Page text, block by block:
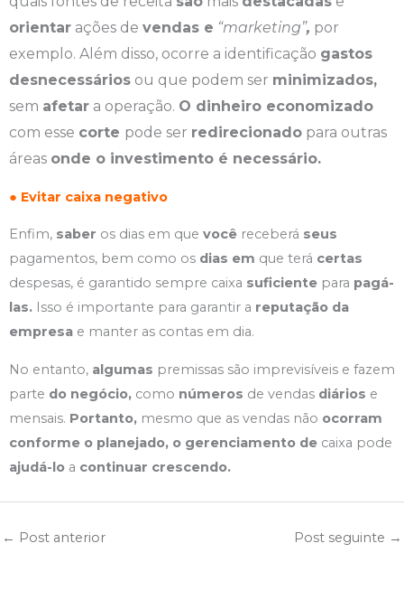
orientar ações de vendas e “marketing”, por
exemplo. Além disso, ocorre a identificação gastos
desnecessários ou que podem ser minimizados,
sem afetar a operação. O dinheiro economizado
com esse corte pode ser redirecionado para outras
áreas onde o investimento é necessário.
● Evitar caixa negativo
Enfim, saber os dias em que você receberá seus
pagamentos, bem como os dias em que terá certas
despesas, é garantido sempre caixa suficiente para pagá-
las. Isso é importante para garantir a reputação da
empresa e manter as contas em dia.
No entanto, algumas premissas são imprevisíveis e fazem
parte do negócio, como números de vendas diários e
mensais. Portanto, mesmo que as vendas não ocorram
conforme o planejado, o gerenciamento de caixa pode
ajudá-lo a continuar crescendo.
← Post anterior Post seguinte →